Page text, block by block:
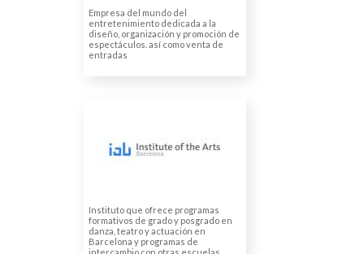
Empresa del mundo del
entretenimiento dedicada a la
diseño, organización y promoción de
espectáculos. así como venta de
entradas
Instituto que ofrece programas
formativos de grado y posgrado en
danza, teatro y actuación en
Barcelona y programas de
intercambio con otras escuelas
Traducción de página web a